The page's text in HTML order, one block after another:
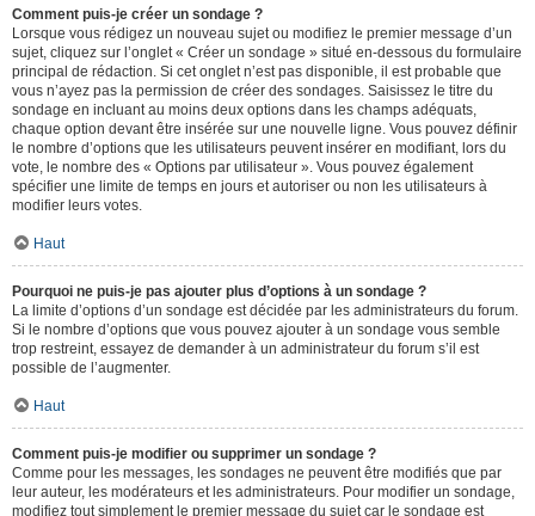
Comment puis-je créer un sondage ?
Lorsque vous rédigez un nouveau sujet ou modifiez le premier message d’un
sujet, cliquez sur l’onglet « Créer un sondage » situé en-dessous du formulaire
principal de rédaction. Si cet onglet n’est pas disponible, il est probable que
vous n’ayez pas la permission de créer des sondages. Saisissez le titre du
sondage en incluant au moins deux options dans les champs adéquats,
chaque option devant être insérée sur une nouvelle ligne. Vous pouvez définir
le nombre d’options que les utilisateurs peuvent insérer en modifiant, lors du
vote, le nombre des « Options par utilisateur ». Vous pouvez également
spécifier une limite de temps en jours et autoriser ou non les utilisateurs à
modifier leurs votes.
Haut
Pourquoi ne puis-je pas ajouter plus d’options à un sondage ?
La limite d’options d’un sondage est décidée par les administrateurs du forum.
Si le nombre d’options que vous pouvez ajouter à un sondage vous semble
trop restreint, essayez de demander à un administrateur du forum s’il est
possible de l’augmenter.
Haut
Comment puis-je modifier ou supprimer un sondage ?
Comme pour les messages, les sondages ne peuvent être modifiés que par
leur auteur, les modérateurs et les administrateurs. Pour modifier un sondage,
modifiez tout simplement le premier message du sujet car le sondage est